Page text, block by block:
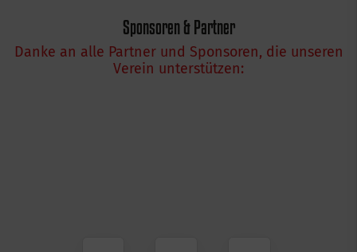
Sponsoren & Partner
Danke an alle Partner und Sponsoren, die unseren
Verein unterstützen: